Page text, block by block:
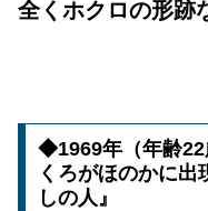
全くホクロの形跡
◆1969年（年齢22
くろがほのかに出
しの人』